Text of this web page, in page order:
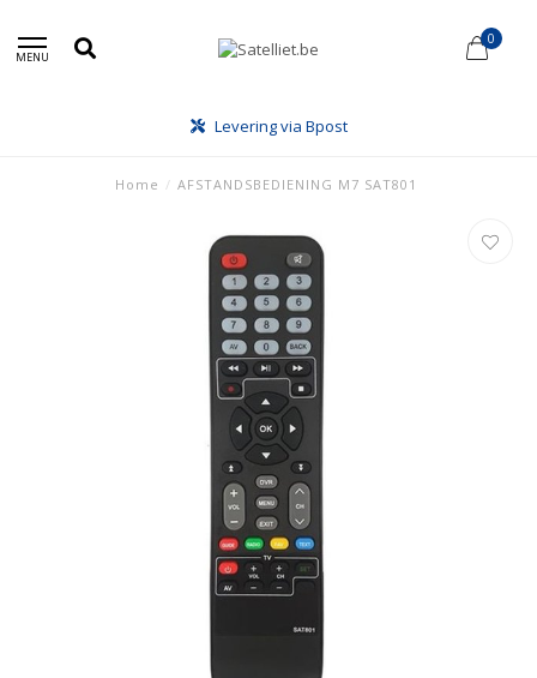
MENU
0
Levering via Bpost
Home / AFSTANDSBEDIENING M7 SAT801